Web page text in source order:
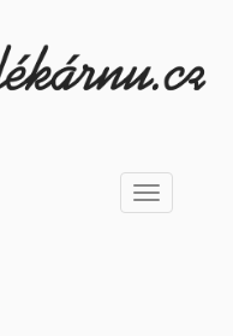
Toggle
navigation